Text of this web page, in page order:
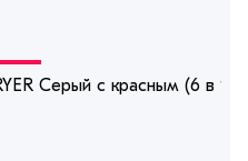
Серый с красным (6 в 1)